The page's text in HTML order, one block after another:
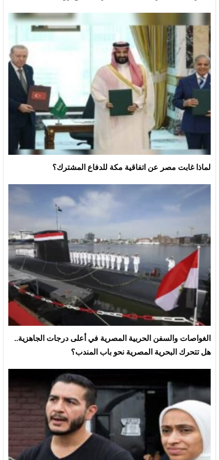
لماذا غابت مصر عن اتفاقية مكة للدفاع المشترك؟
الغواصات والسفن الحربية المصرية في أعلى درجات الجاهزية..
هل تتحرك البحرية المصرية نحو باب المندب؟